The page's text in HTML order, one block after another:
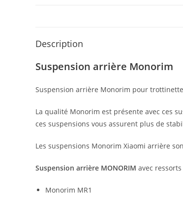
Description
Suspension arrière Monorim
Suspension arrière Monorim pour trottinette
La qualité Monorim est présente avec ces
ces suspensions vous assurent plus de
Les suspensions Monorim Xiaomi arrière
Suspension arrière MONORIM avec
Monorim MR1